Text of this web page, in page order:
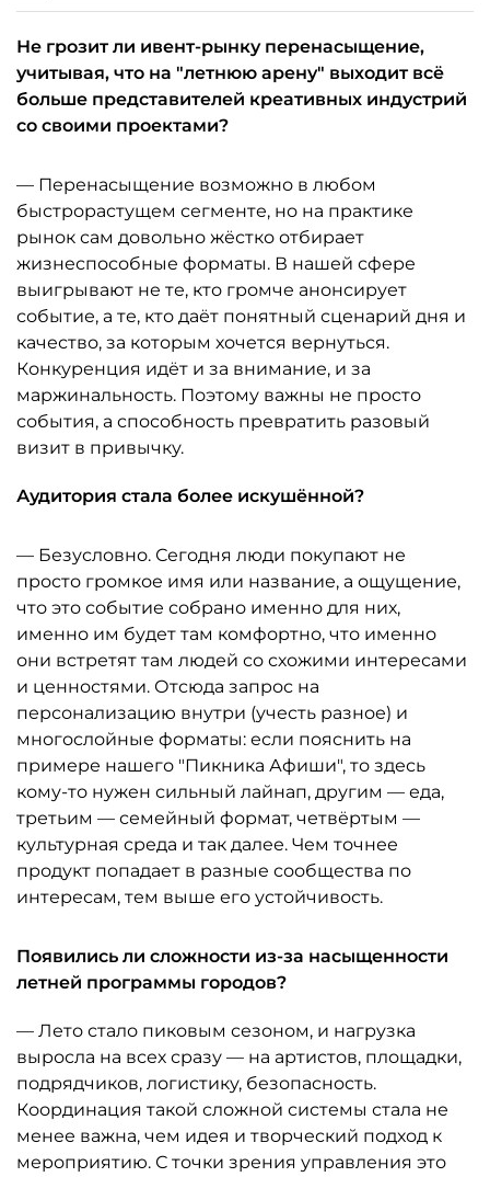
Не грозит ли ивент-рынку перенасыщение,
учитывая, что на "летнюю арену" выходит всё
больше представителей креативных индустрий
со своими проектами?
— Перенасыщение возможно в любом
быстрорастущем сегменте, но на практике
рынок сам довольно жёстко отбирает
жизнеспособные форматы. В нашей сфере
выигрывают не те, кто громче анонсирует
событие, а те, кто даёт понятный сценарий дня и
качество, за которым хочется вернуться.
Конкуренция идёт и за внимание, и за
маржинальность. Поэтому важны не просто
события, а способность превратить разовый
визит в привычку.
Аудитория стала более искушённой?
— Безусловно. Сегодня люди покупают не
просто громкое имя или название, а ощущение,
что это событие собрано именно для них,
именно им будет там комфортно, что именно
они встретят там людей со схожими интересами
и ценностями. Отсюда запрос на
персонализацию внутри (учесть разное) и
многослойные форматы: если пояснить на
примере нашего "Пикника Афиши", то здесь
кому-то нужен сильный лайнап, другим — еда,
третьим — семейный формат, четвёртым —
культурная среда и так далее. Чем точнее
продукт попадает в разные сообщества по
интересам, тем выше его устойчивость.
Появились ли сложности из-за насыщенности
летней программы городов?
— Лето стало пиковым сезоном, и нагрузка
выросла на всех сразу — на артистов, площадки,
подрядчиков, логистику, безопасность.
Координация такой сложной системы стала не
менее важна, чем идея и творческий подход к
мероприятию. С точки зрения управления это